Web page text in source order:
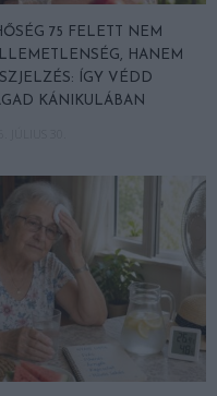
75 FELETT NEM
HANEM
ÍGY VÉDD
KÁNIKULÁBAN